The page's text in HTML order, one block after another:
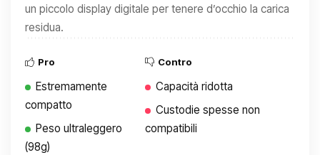
un piccolo display digitale per tenere d’occhio la carica
residua.
Pro
Estremamente
compatto
Peso ultraleggero
(98g)
Contro
Capacità ridotta
Custodie spesse non
compatibili